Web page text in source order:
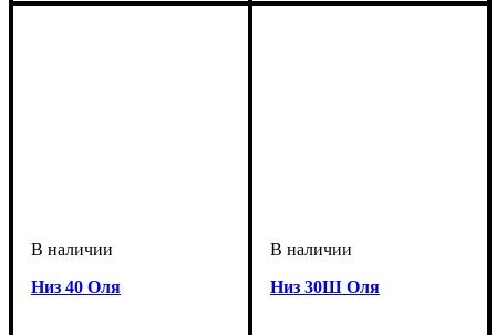
Низ 40 Оля Низ 30Ш Оля